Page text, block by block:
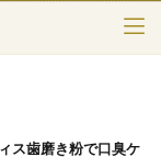
ス歯磨き粉で口臭ケ